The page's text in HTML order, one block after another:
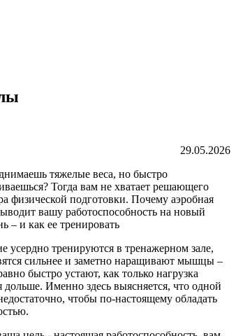
29.05.2026
тяжелые веса, но быстро
Тогда вам не хватает решающего
физической подготовки. Почему аэробная
вашу работоспособность на новый
– и как ее тренировать
усердно тренируются в тренажерном зале,
сильнее и заметно наращивают мышцы –
быстро устают, как только нагрузка
дольше. Именно здесь выясняется, что одной
чтобы по-настоящему обладать